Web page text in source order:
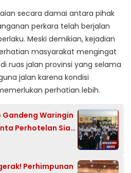
secara damai antara pihak
perkara telah berjalan
Meski demikian, kejadian
masyarakat mengingat
ruas jalan provinsi yang selama
jalan karena kondisi
perhatian lebih.
Gandeng Waringin
Perhotelan Siap
Perhimpunan